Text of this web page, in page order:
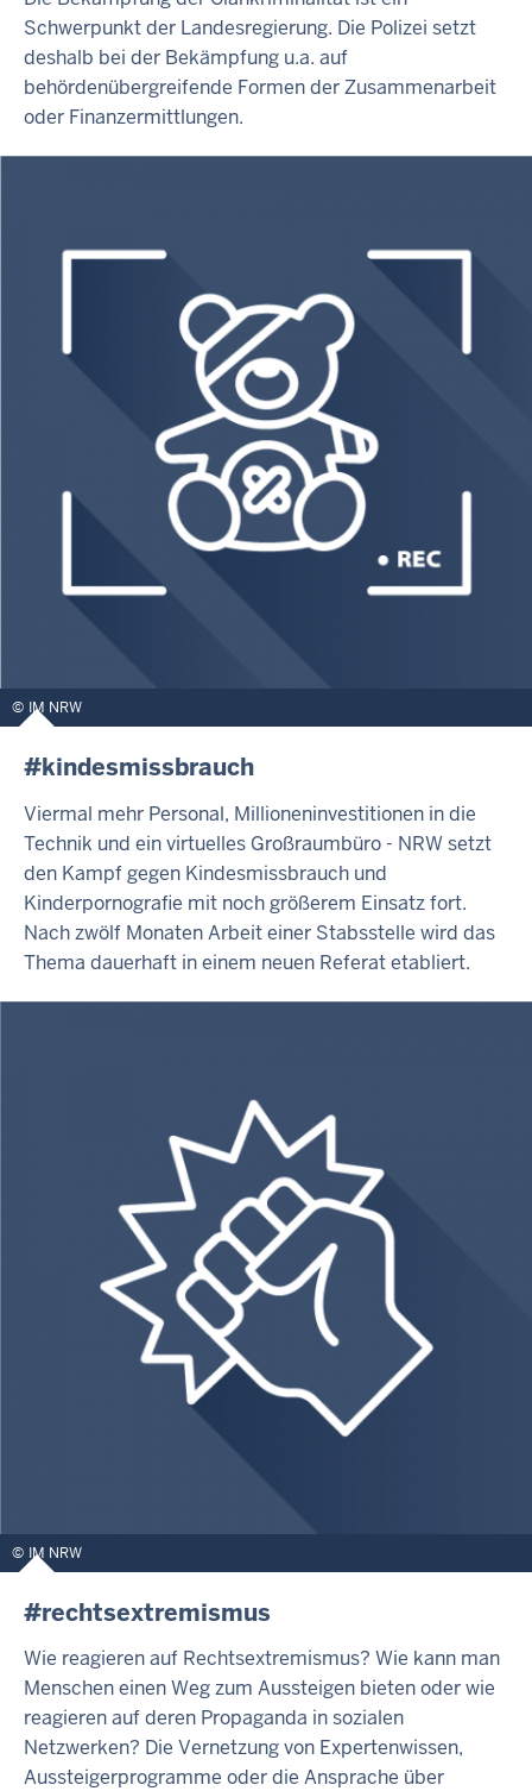
Schwerpunkt der Landesregierung. Die Polizei setzt
deshalb bei der Bekämpfung u.a. auf
behördenübergreifende Formen der Zusammenarbeit
oder Finanzermittlungen.
IM NRW
#kindesmissbrauch
Viermal mehr Personal, Millioneninvestitionen in die
Technik und ein virtuelles Großraumbüro - NRW setzt
den Kampf gegen Kindesmissbrauch und
Kinderpornografie mit noch größerem Einsatz fort.
Nach zwölf Monaten Arbeit einer Stabsstelle wird das
Thema dauerhaft in einem neuen Referat etabliert.
IM NRW
#rechtsextremismus
Wie reagieren auf Rechtsextremismus? Wie kann man
Menschen einen Weg zum Aussteigen bieten oder wie
reagieren auf deren Propaganda in sozialen
Netzwerken? Die Vernetzung von Expertenwissen,
Aussteigerprogramme oder die Ansprache über